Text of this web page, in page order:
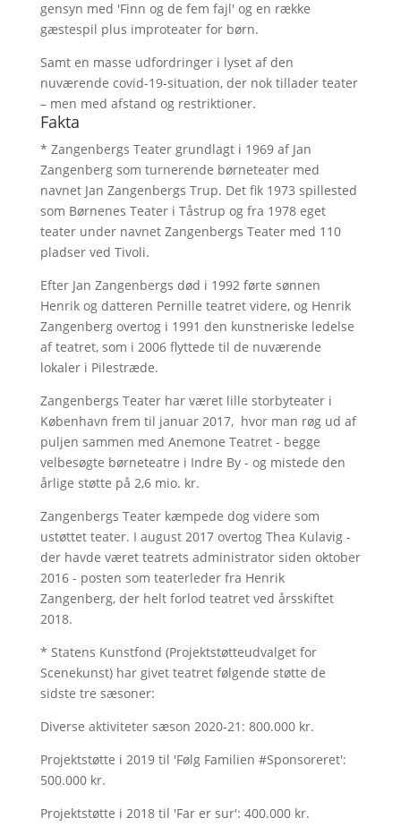
gensyn med 'Finn og de fem fajl' og en række
gæstespil plus improteater for børn.
Samt en masse udfordringer i lyset af den
nuværende covid-19-situation, der nok tillader teater
– men med afstand og restriktioner.
Fakta
* Zangenbergs Teater grundlagt i 1969 af Jan
Zangenberg som turnerende børneteater med
navnet Jan Zangenbergs Trup. Det fik 1973 spillested
som Børnenes Teater i Tåstrup og fra 1978 eget
teater under navnet Zangenbergs Teater med 110
pladser ved Tivoli.
Efter Jan Zangenbergs død i 1992 førte sønnen
Henrik og datteren Pernille teatret videre, og Henrik
Zangenberg overtog i 1991 den kunstneriske ledelse
af teatret, som i 2006 flyttede til de nuværende
lokaler i Pilestræde.
Zangenbergs Teater har været lille storbyteater i
København frem til januar 2017, hvor man røg ud af
puljen sammen med Anemone Teatret - begge
velbesøgte børneteatre i Indre By - og mistede den
årlige støtte på 2,6 mio. kr.
Zangenbergs Teater kæmpede dog videre som
ustøttet teater. I august 2017 overtog Thea Kulavig -
der havde været teatrets administrator siden oktober
2016 - posten som teaterleder fra Henrik
Zangenberg, der helt forlod teatret ved årsskiftet
2018.
* Statens Kunstfond (Projektstøtteudvalget for
Scenekunst) har givet teatret følgende støtte de
sidste tre sæsoner:
Diverse aktiviteter sæson 2020-21: 800.000 kr.
Projektstøtte i 2019 til 'Følg Familien #Sponsoreret':
500.000 kr.
Projektstøtte i 2018 til 'Far er sur': 400.000 kr.